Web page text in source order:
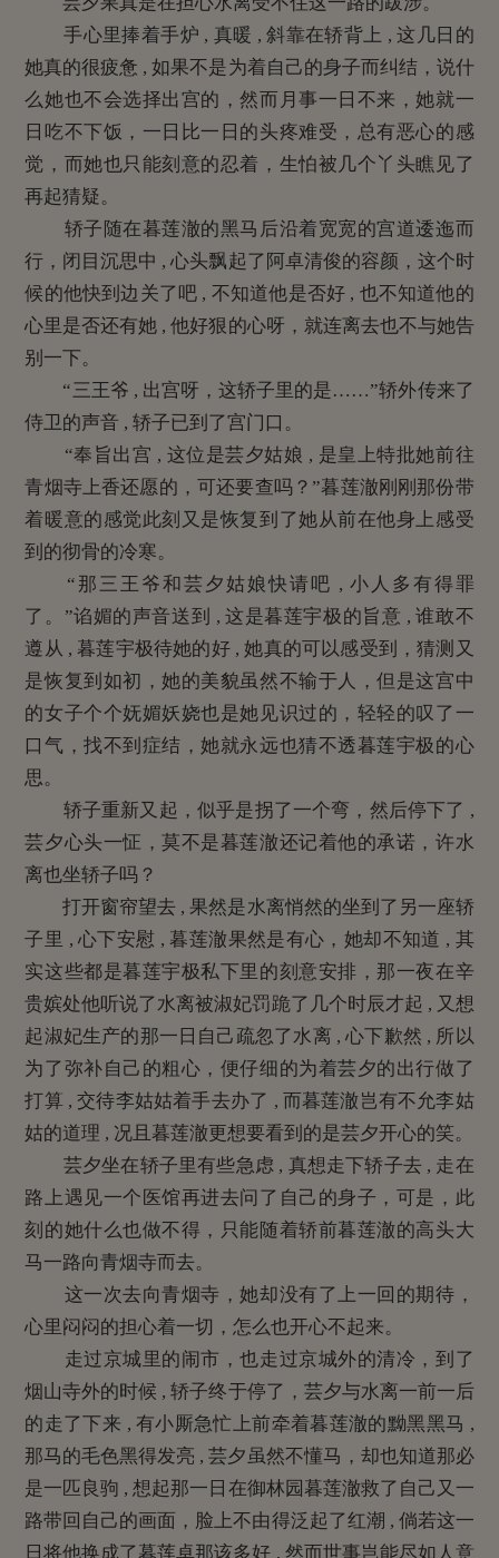
手心里捧着手炉 , 真暖 , 斜靠在轿背上 , 这几日的
她真的很疲惫 , 如果不是为着自己的身子而纠结，说什
么她也不会选择出宫的，然而月事一日不来，她就一
日吃不下饭，一日比一日的头疼难受，总有恶心的感
觉，而她也只能刻意的忍着，生怕被几个丫头瞧见了
再起猜疑。
轿子随在暮莲澈的黑马后沿着宽宽的宫道逶迤而
行，闭目沉思中 , 心头飘起了阿卓清俊的容颜，这个时
候的他快到边关了吧 , 不知道他是否好 , 也不知道他的
心里是否还有她 , 他好狠的心呀，就连离去也不与她告
别一下。
“三王爷 , 出宫呀，这轿子里的是……”轿外传来了
侍卫的声音 , 轿子已到了宫门口。
“奉旨出宫 , 这位是芸夕姑娘 , 是皇上特批她前往
青烟寺上香还愿的，可还要查吗？”暮莲澈刚刚那份带
着暖意的感觉此刻又是恢复到了她从前在他身上感受
到的彻骨的冷寒。
“那三王爷和芸夕姑娘快请吧 , 小人多有得罪
了。”谄媚的声音送到 , 这是暮莲宇极的旨意 , 谁敢不
遵从 , 暮莲宇极待她的好 , 她真的可以感受到，猜测又
是恢复到如初，她的美貌虽然不输于人，但是这宫中
的女子个个妩媚妖娆也是她见识过的，轻轻的叹了一
口气，找不到症结，她就永远也猜不透暮莲宇极的心
思。
轿子重新又起，似乎是拐了一个弯，然后停下了 ,
芸夕心头一怔，莫不是暮莲澈还记着他的承诺，许水
离也坐轿子吗？
打开窗帘望去 , 果然是水离悄然的坐到了另一座轿
子里 , 心下安慰 , 暮莲澈果然是有心，她却不知道 , 其
实这些都是暮莲宇极私下里的刻意安排，那一夜在辛
贵嫔处他听说了水离被淑妃罚跪了几个时辰才起 , 又想
起淑妃生产的那一日自己疏忽了水离 , 心下歉然 , 所以
为了弥补自己的粗心，便仔细的为着芸夕的出行做了
打算 , 交待李姑姑着手去办了 , 而暮莲澈岂有不允李姑
姑的道理 , 况且暮莲澈更想要看到的是芸夕开心的笑。
芸夕坐在轿子里有些急虑 , 真想走下轿子去 , 走在
路上遇见一个医馆再进去问了自己的身子，可是，此
刻的她什么也做不得，只能随着轿前暮莲澈的高头大
马一路向青烟寺而去。
这一次去向青烟寺，她却没有了上一回的期待，
心里闷闷的担心着一切，怎么也开心不起来。
走过京城里的闹市，也走过京城外的清冷，到了
烟山寺外的时候 , 轿子终于停了，芸夕与水离一前一后
的走了下来 , 有小厮急忙上前牵着暮莲澈的黝黑黑马 ,
那马的毛色黑得发亮 , 芸夕虽然不懂马，却也知道那必
是一匹良驹 , 想起那一日在御林园暮莲澈救了自己又一
路带回自己的画面，脸上不由得泛起了红潮 , 倘若这一
日将他换成了暮莲卓那该多好 , 然而世事岂能尽如人意